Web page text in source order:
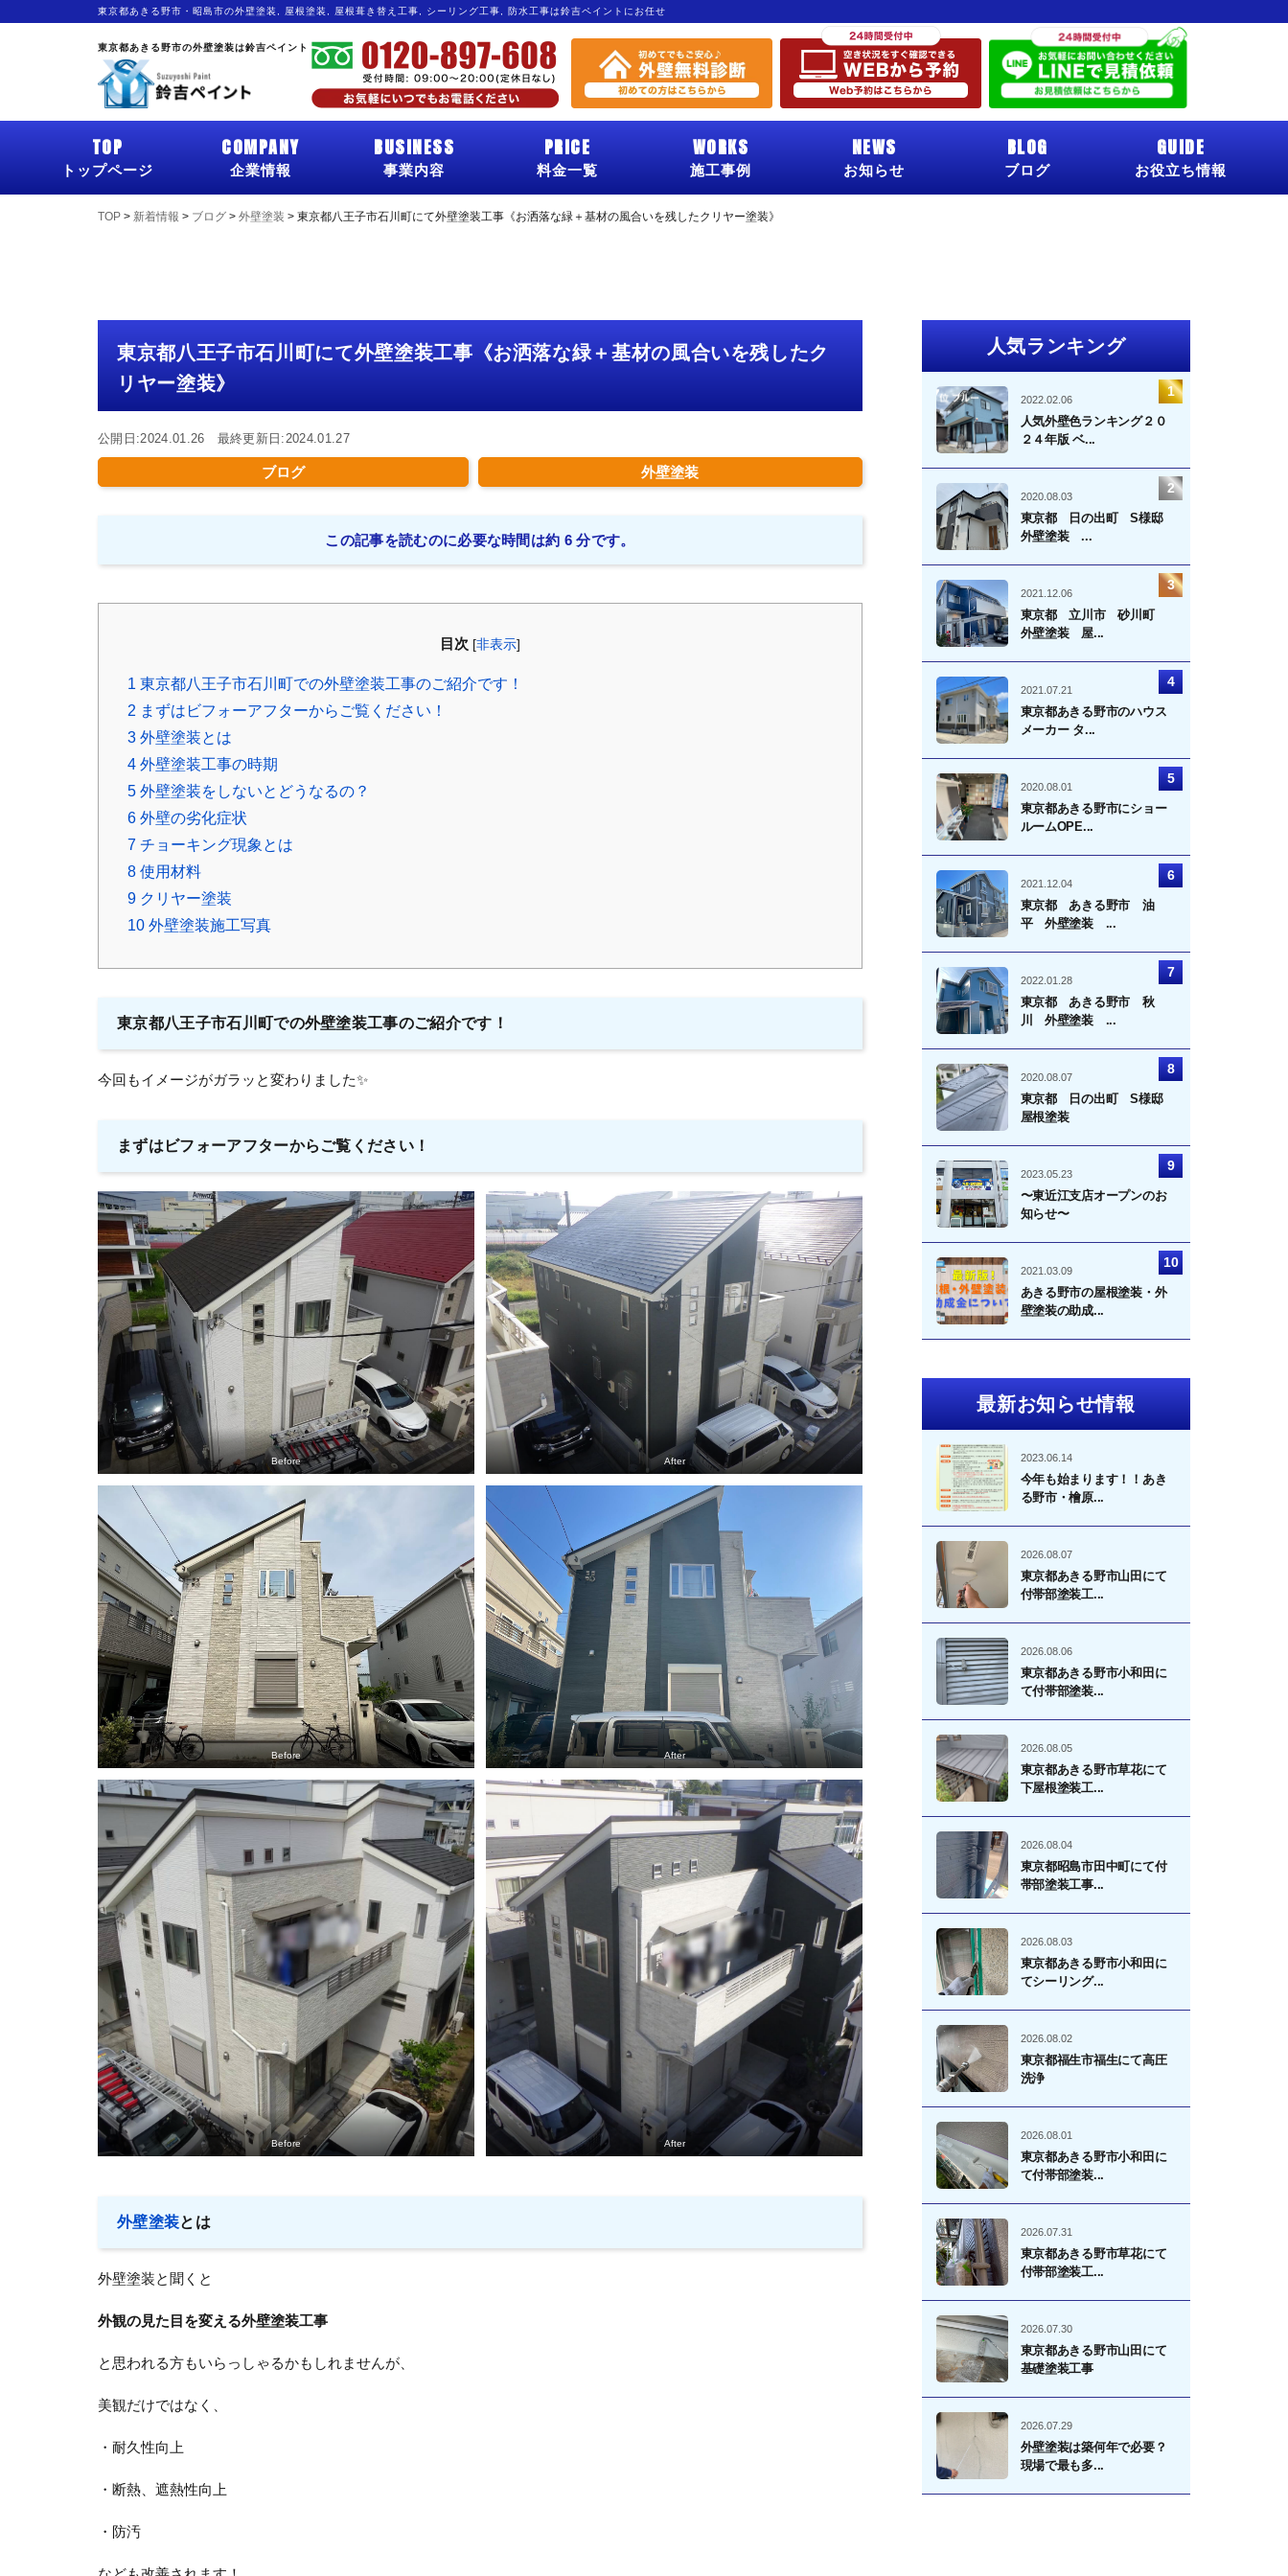
東京都あきる野市・昭島市の外壁塗装, 屋根塗装, 屋根葺き替え工事, シーリング工事, 防水工事は鈴吉ペイントにお任せ
東京都あきる野市の外壁塗装は鈴吉ペイント
TOP
トップページ
COMPANY
企業情報
BUSINESS
事業内容
PRICE
料金一覧
WORKS
施工事例
NEWS
お知らせ
BLOG
ブログ
GUIDE
お役立ち情報
TOP > 新着情報 > ブログ > 外壁塗装 > 東京都八王子市石川町にて外壁塗装工事《お洒落な緑＋基材の風合いを残したクリヤー塗装》
東京都八王子市石川町にて外壁塗装工事《お洒落な緑＋基材の風合いを残したク
リヤー塗装》
公開日:2024.01.26 最終更新日:2024.01.27
ブログ 外壁塗装
この記事を読むのに必要な時間は約 6 分です。
目次 [非表示]
1 東京都八王子市石川町での外壁塗装工事のご紹介です！
2 まずはビフォーアフターからご覧ください！
3 外壁塗装とは
4 外壁塗装工事の時期
5 外壁塗装をしないとどうなるの？
6 外壁の劣化症状
7 チョーキング現象とは
8 使用材料
9 クリヤー塗装
10 外壁塗装施工写真
東京都八王子市石川町での外壁塗装工事のご紹介です！
今回もイメージがガラッと変わりました✨
まずはビフォーアフターからご覧ください！
Before After
Before After
Before After
外壁塗装とは
外壁塗装と聞くと
外観の見た目を変える外壁塗装工事
と思われる方もいらっしゃるかもしれませんが、
美観だけではなく、
・耐久性向上
・断熱、遮熱性向上
・防汚
人気ランキング
2022.02.06
人気外壁色ランキング２０
２４年版 ベ...
2020.08.03
東京都 日の出町 S様邸
外壁塗装 ...
2021.12.06
東京都 立川市 砂川町
外壁塗装 屋...
2021.07.21
東京都あきる野市のハウス
メーカー タ...
2020.08.01
東京都あきる野市にショー
ルームOPE...
2021.12.04
東京都 あきる野市 油
平 外壁塗装 ...
2022.01.28
東京都 あきる野市 秋
川 外壁塗装 ...
2020.08.07
東京都 日の出町 S様邸
屋根塗装
2023.05.23
〜東近江支店オープンのお
知らせ〜
2021.03.09
あきる野市の屋根塗装・外
壁塗装の助成...
最新お知らせ情報
2023.06.14
今年も始まります！！あき
る野市・檜原...
2026.08.07
東京都あきる野市山田にて
付帯部塗装工...
2026.08.06
東京都あきる野市小和田に
て付帯部塗装...
2026.08.05
東京都あきる野市草花にて
下屋根塗装工...
2026.08.04
東京都昭島市田中町にて付
帯部塗装工事...
2026.08.03
東京都あきる野市小和田に
てシーリング...
2026.08.02
東京都福生市福生にて高圧
洗浄
2026.08.01
東京都あきる野市小和田に
て付帯部塗装...
2026.07.31
東京都あきる野市草花にて
付帯部塗装工...
2026.07.30
東京都あきる野市山田にて
基礎塗装工事
2026.07.29
外壁塗装は築何年で必要？
現場で最も多...